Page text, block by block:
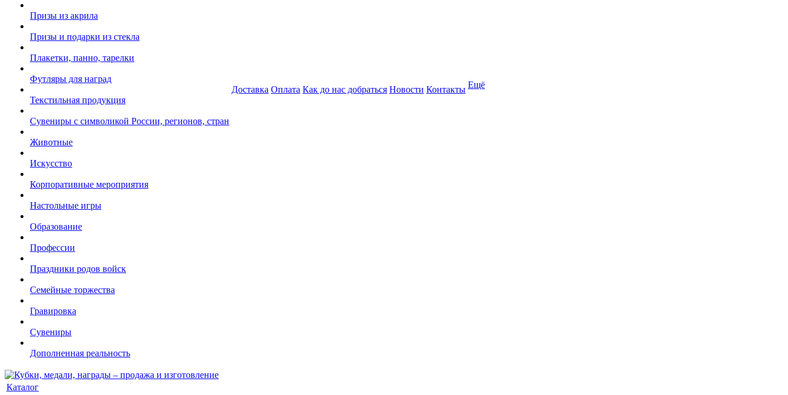
Призы из акрила
Призы и подарки из стекла
Плакетки, панно, тарелки
Футляры для наград
Текстильная продукция
Сувениры с символикой России, регионов, стран
Животные
Искусство
Корпоративные мероприятия
Настольные игры
Образование
Профессии
Праздники родов войск
Семейные торжества
Гравировка
Сувениры
Дополненная реальность
Доставка Оплата Как до нас добраться Новости Контакты Ещё
Каталог